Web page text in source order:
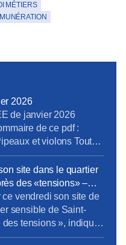
MÉTIERS
2026
de janvier 2026
de ce pdf :
et violons Tout
Magnon et
vos élus du 24 au
site dans le quartier
des «tensions» –
ce vendredi son site de
sensible de Saint-
des tensions », indique
Environ 1.000